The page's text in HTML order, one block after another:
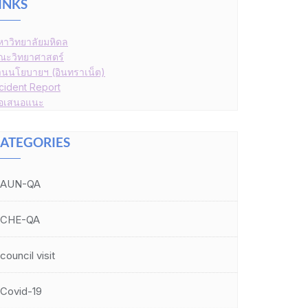
าวิทยาลัยมหิดล
ะวิทยาศาสตร์
นนโยบายฯ (อินทราเน็ต)
Report
เสนอแนะ
AUN-QA
CHE-QA
council visit
Covid-19